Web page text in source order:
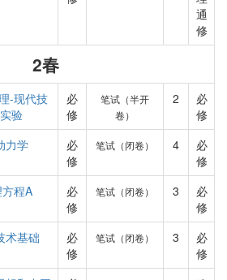
通
修
2春
-现代技
验
必
修
笔试（半开
卷）
2
必
修
力学
必
修
笔试（闭卷） 4
必
修
程A
必
修
笔试（闭卷） 3
必
修
术基础
必
修
笔试（闭卷） 3
必
修